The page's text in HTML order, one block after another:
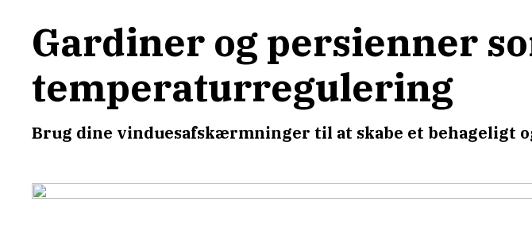
Gardiner og persienner
temperaturregulering
Brug dine vinduesafskærmninger til at skabe et behageligt